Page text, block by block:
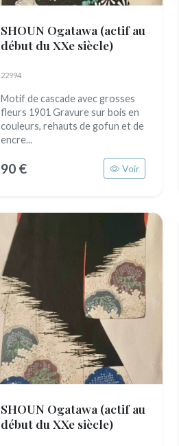
SHOUN Ogatawa (actif au
début du XXe siècle)
22994
Motif de cascade avec grosses
fleurs 1901 Gravure sur bois en
couleurs, rehauts de gofun et de
encre...
90 € Voir
SHOUN Ogatawa (actif au
début du XXe siècle)